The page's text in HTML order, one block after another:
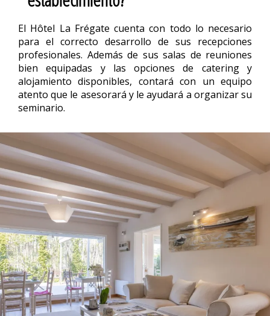
El Hôtel La Frégate cuenta con todo lo necesario
para el correcto desarrollo de sus recepciones
profesionales. Además de sus salas de reuniones
bien equipadas y las opciones de catering y
alojamiento disponibles, contará con un equipo
atento que le asesorará y le ayudará a organizar su
seminario.